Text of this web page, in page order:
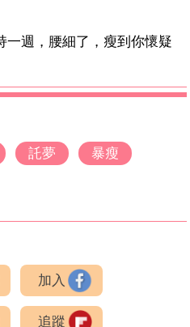
一週，腰細了，瘦到你懷疑
託夢 暴瘦
加入
追蹤